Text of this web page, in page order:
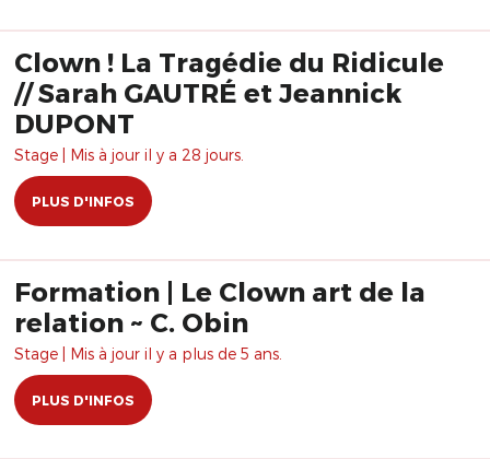
Clown ! La Tragédie du Ridicule
// Sarah GAUTRÉ et Jeannick
DUPONT
Stage | Mis à jour il y a 28 jours.
PLUS D'INFOS
Formation | Le Clown art de la
relation ~ C. Obin
Stage | Mis à jour il y a plus de 5 ans.
PLUS D'INFOS